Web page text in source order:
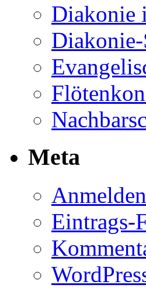
Diakonie
Meta
Anmelden
Eintrags-